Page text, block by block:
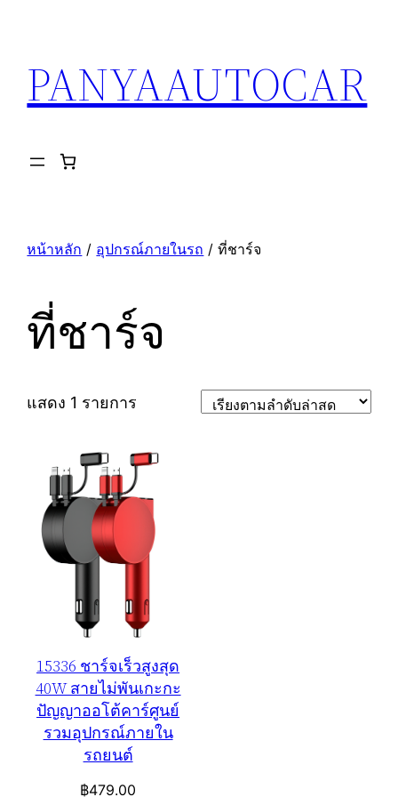
เนื้อหาPANYAAUTOCAR
หน้าหลัก / อุปกรณ์ภายในรถ / ที่ชาร์จ
ที่ชาร์จ
แสดง 1 รายการ
15336 ชาร์จเร็วสูงสุด
40W สายไม่พันเกะกะ
ปัญญาออโต้คาร์ศูนย์
รวมอุปกรณ์ภายใน
รถยนต์
฿479.00